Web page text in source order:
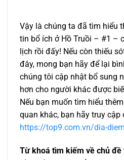
Vậy là chúng ta đã tìm hiểu
tin bổ ích ở Hồ Truồi – #1 –
lịch rồi đấy! Nếu còn thiếu
đây, mong bạn hãy để lại
chúng tôi cập nhật bổ sung
hơn cho người khác được
Nếu bạn muốn tìm hiểu
quan khác, bạn hãy truy cập
https://top9.com.vn/dia-
Từ khoá tìm kiếm về chủ đề